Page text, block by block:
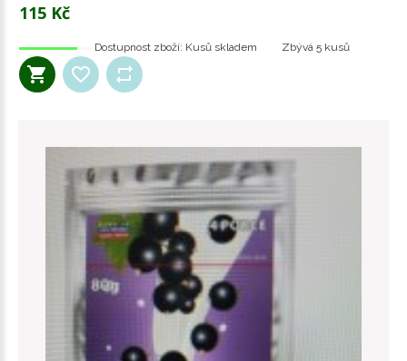
115 Kč
Dostupnost zboží: Kusů skladem Zbývá 5 kusů